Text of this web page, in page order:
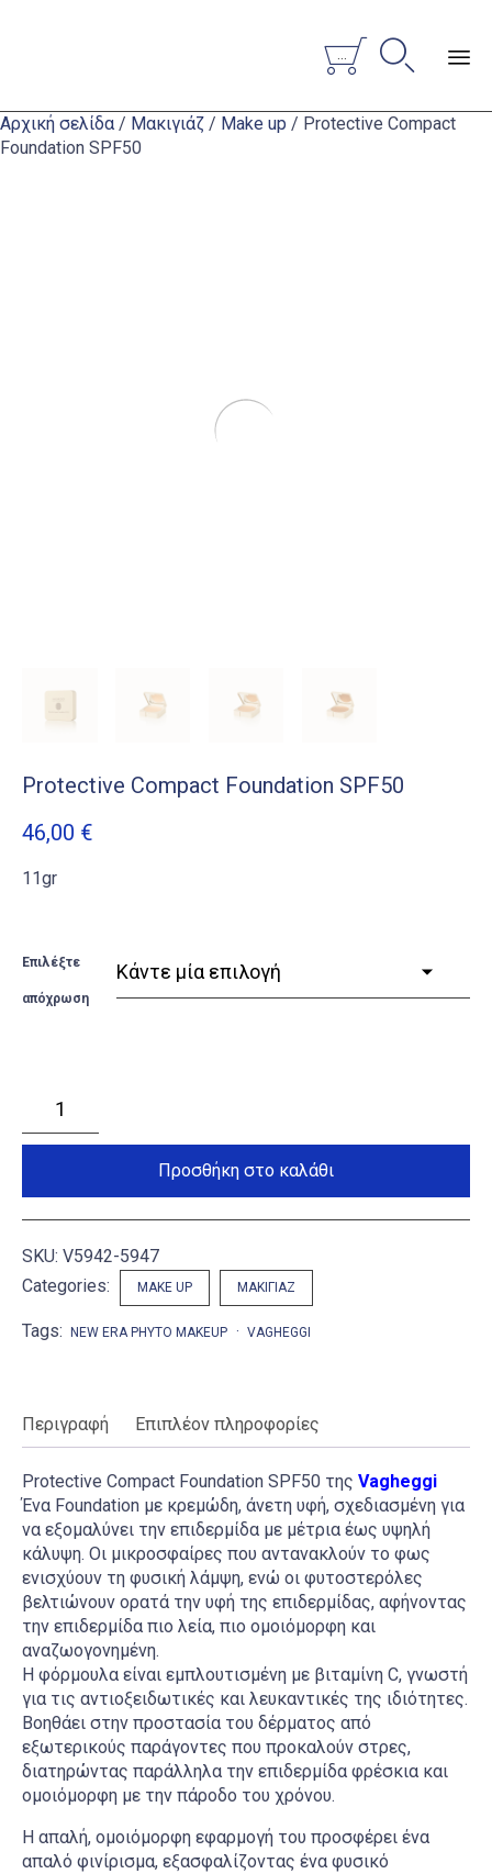

... 
Αρχική σελίδα / Μακιγιάζ / Make up / Protective Compact
Foundation SPF50
Protective Compact Foundation SPF50
46,00 €
11gr
Επιλέξτε
απόχρωση
Foundation
SPF50
Προσθήκη στο καλάθι
SKU: V5942-5947
Categories:
MAKE UP ΜΑΚΙΓΙΆΖ
Tags: NEW ERA PHYTO MAKEUP VAGHEGGI
Περιγραφή Επιπλέον πληροφορίες
Protective Compact Foundation SPF50 της Vagheggi
Ένα Foundation με κρεμώδη, άνετη υφή, σχεδιασμένη για
να εξομαλύνει την επιδερμίδα με μέτρια έως υψηλή
κάλυψη. Οι μικροσφαίρες που αντανακλούν το φως
ενισχύουν τη φυσική λάμψη, ενώ οι φυτοστερόλες
βελτιώνουν ορατά την υφή της επιδερμίδας, αφήνοντας
την επιδερμίδα πιο λεία, πιο ομοιόμορφη και
αναζωογονημένη.
Η φόρμουλα είναι εμπλουτισμένη με βιταμίνη C, γνωστή
για τις αντιοξειδωτικές και λευκαντικές της ιδιότητες.
Βοηθάει στην προστασία του δέρματος από
εξωτερικούς παράγοντες που προκαλούν στρες,
διατηρώντας παράλληλα την επιδερμίδα φρέσκια και
ομοιόμορφη με την πάροδο του χρόνου.
Η απαλή, ομοιόμορφη εφαρμογή του προσφέρει ένα
απαλό φινίρισμα, εξασφαλίζοντας ένα φυσικό